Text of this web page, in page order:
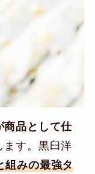
商品として仕
ます。黒臼洋
組みの最強タ